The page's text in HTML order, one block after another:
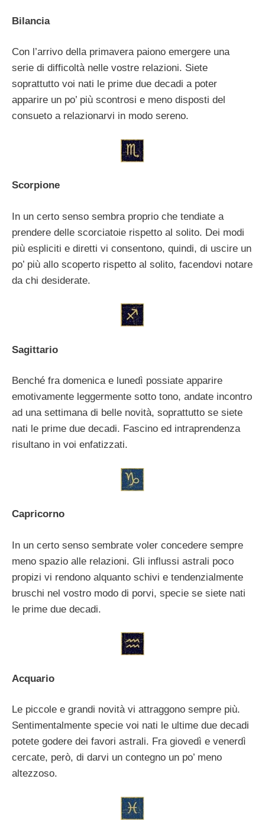
Bilancia
Con l’arrivo della primavera paiono emergere una
serie di difficoltà nelle vostre relazioni. Siete
soprattutto voi nati le prime due decadi a poter
apparire un po’ più scontrosi e meno disposti del
consueto a relazionarvi in modo sereno.
Scorpione
In un certo senso sembra proprio che tendiate a
prendere delle scorciatoie rispetto al solito. Dei modi
più espliciti e diretti vi consentono, quindi, di uscire un
po’ più allo scoperto rispetto al solito, facendovi notare
da chi desiderate.
Sagittario
Benché fra domenica e lunedì possiate apparire
emotivamente leggermente sotto tono, andate incontro
ad una settimana di belle novità, soprattutto se siete
nati le prime due decadi. Fascino ed intraprendenza
risultano in voi enfatizzati.
Capricorno
In un certo senso sembrate voler concedere sempre
meno spazio alle relazioni. Gli influssi astrali poco
propizi vi rendono alquanto schivi e tendenzialmente
bruschi nel vostro modo di porvi, specie se siete nati
le prime due decadi.
Acquario
Le piccole e grandi novità vi attraggono sempre più.
Sentimentalmente specie voi nati le ultime due decadi
potete godere dei favori astrali. Fra giovedì e venerdì
cercate, però, di darvi un contegno un po’ meno
altezzoso.